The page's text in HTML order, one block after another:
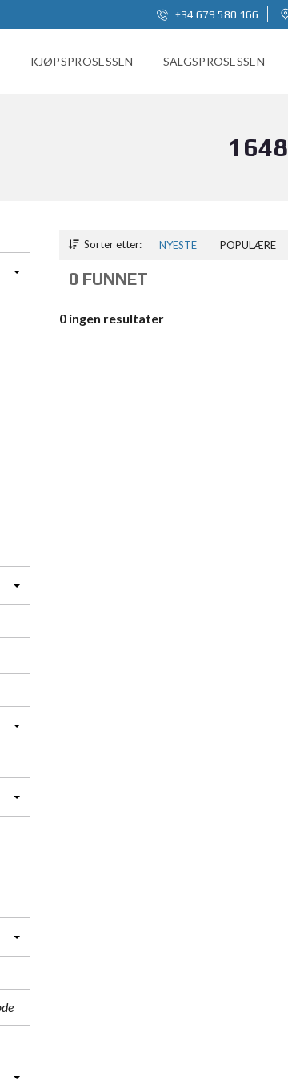
+34 679 580 166
KJØPSPROSESSEN SALGSPROSESSEN
1648
Sorter etter: NYESTE POPULÆRE
0 FUNNET
0 ingen resultater